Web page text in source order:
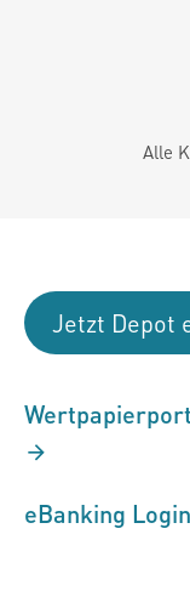
Alle
Jetzt Depot
eBanking Login